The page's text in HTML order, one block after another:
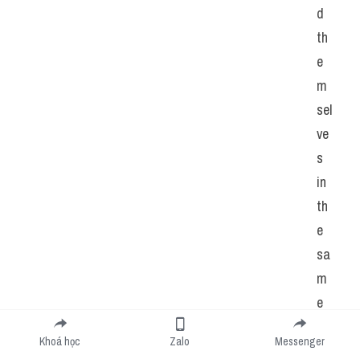
d
th
e
m
sel
ve
s
in
th
e
sa
m
e
ua
Khoá học Zalo Messenger